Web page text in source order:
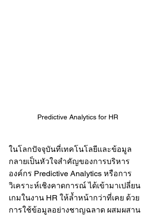
Predictive Analytics for HR
ในโลกปัจจุบันที่เทคโนโลยีและข้อมูล
กลายเป็นหัวใจสำคัญของการบริหาร
องค์กร Predictive Analytics หรือการ
วิเคราะห์เชิงคาดการณ์ ได้เข้ามาเปลี่ยน
เกมในงาน HR ให้ล้ำหน้ากว่าที่เคย ด้วย
การใช้ข้อมูลอย่างชาญฉลาด ผสมผสาน